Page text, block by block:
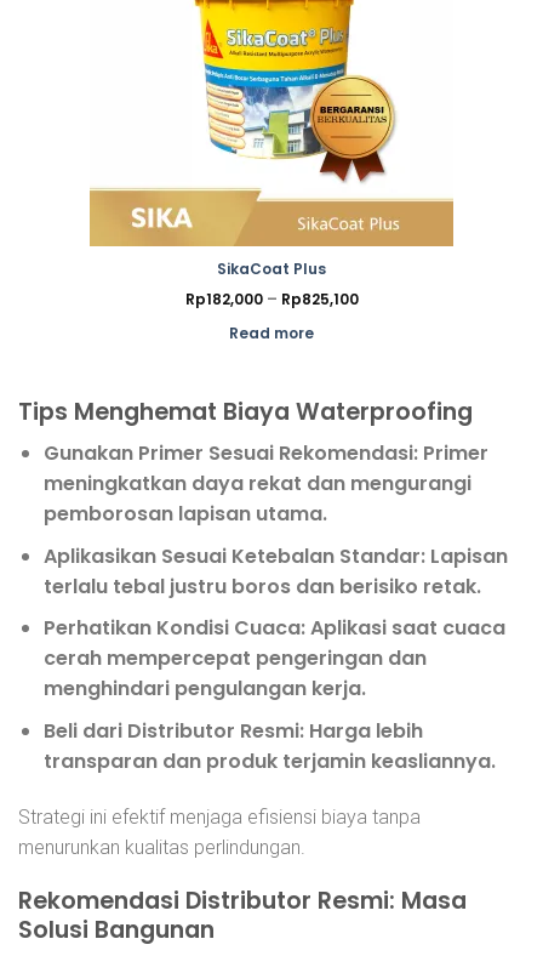
SikaCoat Plus
Rp182,000 – Rp825,100Price
Read more
Tips Menghemat Biaya Waterproofing
Gunakan Primer Sesuai Rekomendasi: Primer
meningkatkan daya rekat dan mengurangi
pemborosan lapisan utama.
Aplikasikan Sesuai Ketebalan Standar: Lapisan
terlalu tebal justru boros dan berisiko retak.
Perhatikan Kondisi Cuaca:Aplikasi saat cuaca
cerah mempercepat pengeringan dan
menghindari pengulangan kerja.
Beli dari Distributor Resmi: Harga lebih
transparan dan produk terjamin keasliannya.
Strategi ini efektif menjaga efisiensi biaya tanpa
menurunkan kualitas perlindungan.
Rekomendasi Distributor Resmi: Masa
Solusi Bangunan